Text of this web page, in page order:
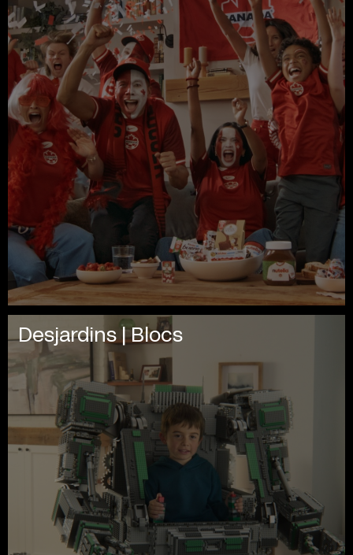
Desjardins | Blocs